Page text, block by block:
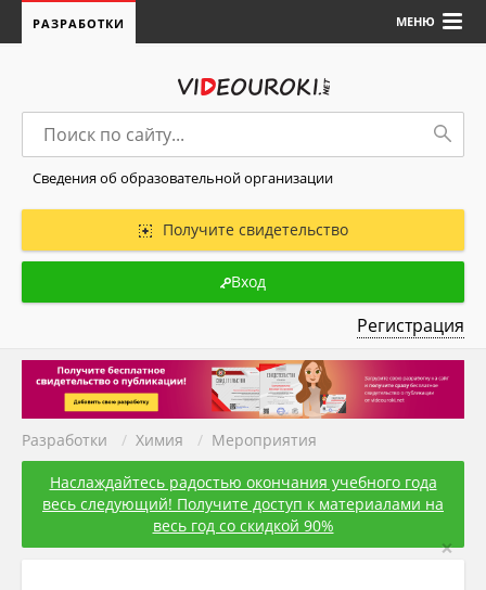
МЕНЮ
РАЗРАБОТКИ
Сведения об образовательной организации
Получите свидетельство
Вход
Регистрация
Разработки / Химия / Мероприятия
Наслаждайтесь радостью окончания учебного года
весь следующий! Получите доступ к материалами на
весь год со скидкой 90%
×